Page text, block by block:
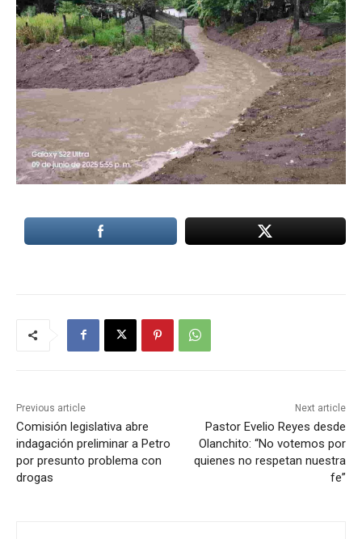
Previous article
Comisión legislativa abre
indagación preliminar a Petro
por presunto problema con
drogas
Next article
Pastor Evelio Reyes desde
Olanchito: “No votemos por
quienes no respetan nuestra
fe”